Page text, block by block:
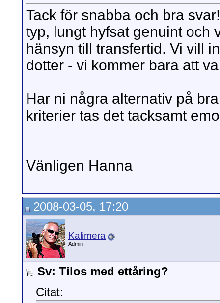
Tack för snabba och bra
typ, lungt hyfsat genuint och
hänsyn till transfertid. Vi vill
dotter - vi kommer bara att
Har ni några alternativ på
kriterier tas det tacksamt
Vänligen Hanna
2008-03-05, 17:20
Kalimera
Admin
Sv: Tilos med ettåring?
Citat: